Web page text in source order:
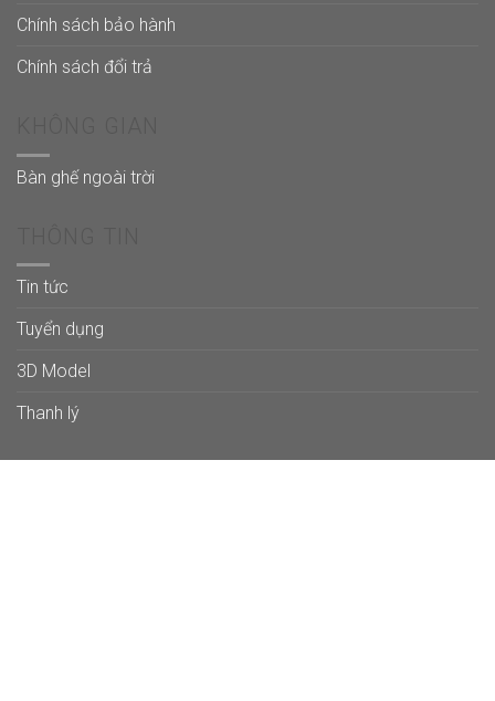
Chính sách bảo hành
Chính sách đổi trả
Bàn ghế ngoài trời
Tin tức
Tuyển dụng
3D Model
Thanh lý